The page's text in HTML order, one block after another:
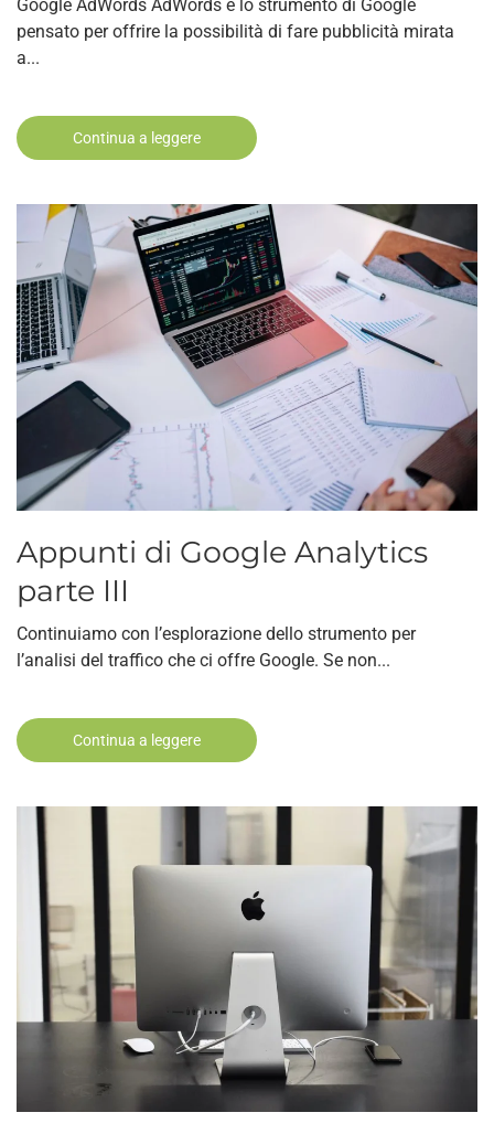
Google AdWords AdWords è lo strumento di Google
pensato per offrire la possibilità di fare pubblicità mirata
a...
Continua a leggere
Appunti di Google Analytics
parte III
Continuiamo con l’esplorazione dello strumento per
l’analisi del traffico che ci offre Google. Se non...
Continua a leggere